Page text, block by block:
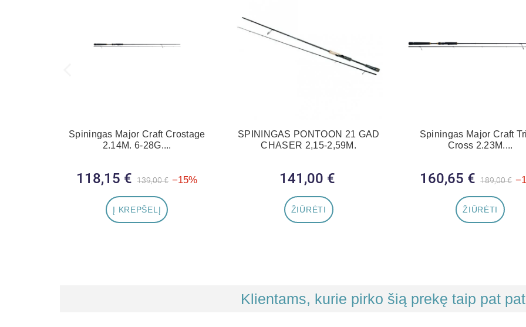
Spiningas Major Craft Crostage
2.14M. 6-28G....
Bazinė kaina
139,00 € −15%
Kaina
118,15 €
Į KREPŠELĮ
SPININGAS PONTOON 21 GAD
CHASER 2,15-2,59M.
Kaina
141,00 €
ŽIŪRĖTI
Spiningas Major Craft
Cross 2.23M....
Bazinė
189,00 €
Kaina
160,65 €
ŽIŪRĖTI
Klientams, kurie pirko šią prekę taip pat